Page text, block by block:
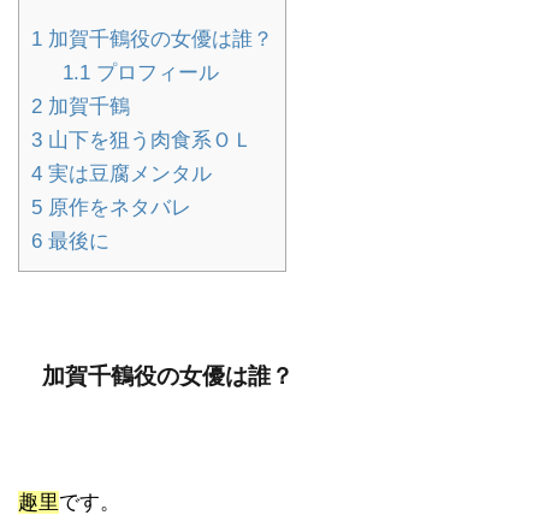
1 加賀千鶴役の女優は誰？
1.1プロフィール
2 加賀千鶴
3 山下を狙う肉食系ＯＬ
4 実は豆腐メンタル
5 原作をネタバレ
6 最後に
加賀千鶴役の女優は誰？
趣里です。